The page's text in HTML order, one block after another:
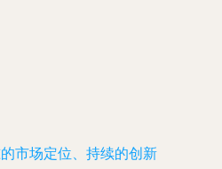
市场定位、持续的创新